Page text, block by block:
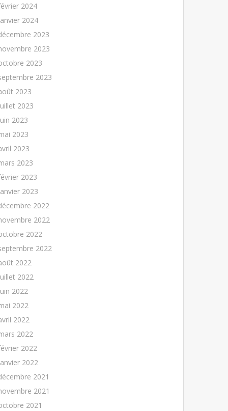
2024
2024
2023
2023
2023
2023
2023
2023
2023
2023
2023
2023
2023
2023
2022
2022
2022
2022
2022
2022
2022
2022
2022
2022
2022
2022
2021
2021
2021